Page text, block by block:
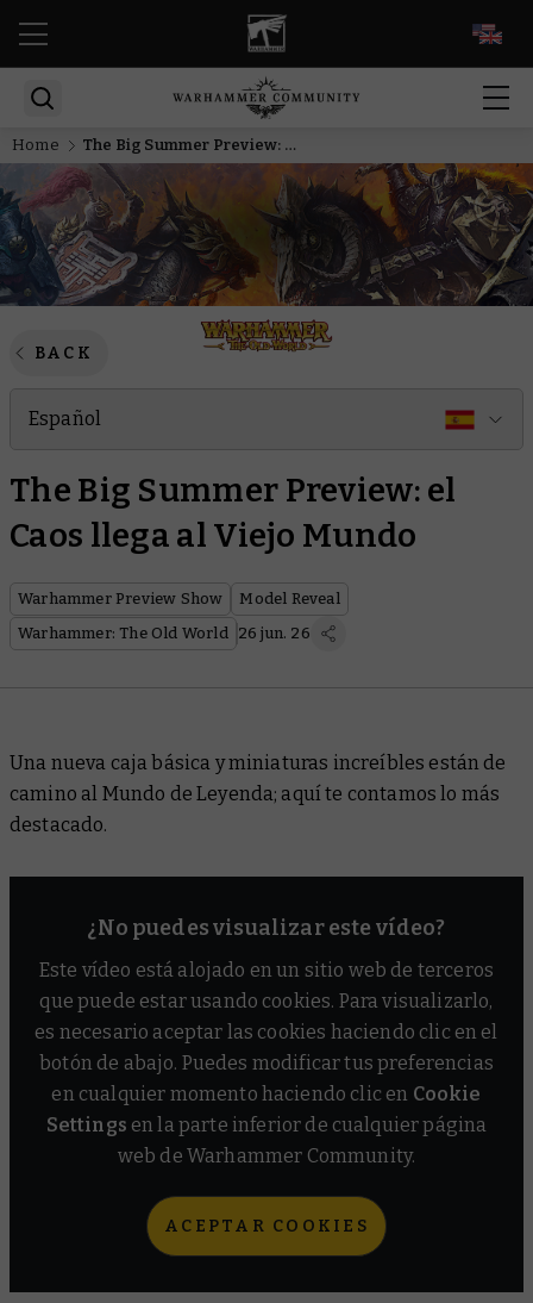
Home The Big Summer Preview: el Caos llega al Viejo Mundo
BACK
Español
The Big Summer Preview: el
Caos llega al Viejo Mundo
Warhammer Preview Show
Model Reveal
Warhammer: The Old World
26 jun. 26
Una nueva caja básica y miniaturas increíbles están de
camino al Mundo de Leyenda; aquí te contamos lo más
destacado.
¿No puedes visualizar este vídeo?
Este vídeo está alojado en un sitio web de terceros
que puede estar usando cookies. Para visualizarlo,
es necesario aceptar las cookies haciendo clic en el
botón de abajo. Puedes modificar tus preferencias
en cualquier momento haciendo clic en Cookie
Settings en la parte inferior de cualquier página
web de Warhammer Community.
ACEPTAR COOKIES